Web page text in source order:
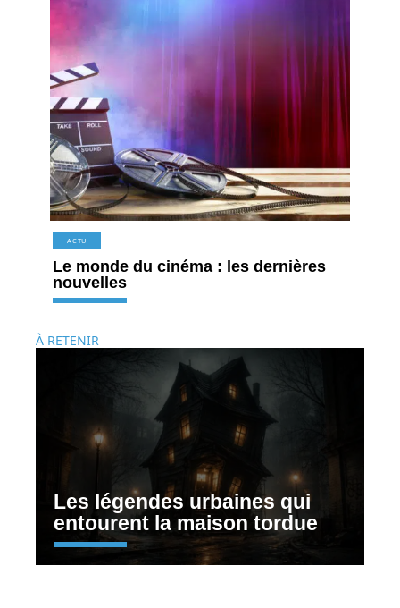
ACTU
Le monde du cinéma : les dernières
nouvelles
À RETENIR
Les légendes urbaines qui
entourent la maison tordue